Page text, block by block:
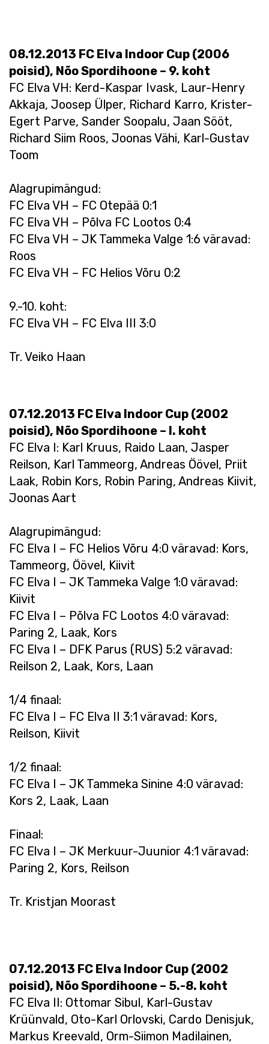
08.12.2013 FC Elva Indoor Cup (2006
poisid), Nõo Spordihoone – 9. koht
FC Elva VH: Kerd-Kaspar Ivask, Laur-Henry
Akkaja, Joosep Ülper, Richard Karro, Krister-
Egert Parve, Sander Soopalu, Jaan Sööt,
Richard Siim Roos, Joonas Vähi, Karl-Gustav
Toom
Alagrupimängud:
FC Elva VH – FC Otepää 0:1
FC Elva VH – Põlva FC Lootos 0:4
FC Elva VH – JK Tammeka Valge 1:6 väravad:
Roos
FC Elva VH – FC Helios Võru 0:2
9.-10. koht:
FC Elva VH – FC Elva III 3:0
Tr. Veiko Haan
07.12.2013 FC Elva Indoor Cup (2002
poisid), Nõo Spordihoone – I. koht
FC Elva I: Karl Kruus, Raido Laan, Jasper
Reilson, Karl Tammeorg, Andreas Öövel, Priit
Laak, Robin Kors, Robin Paring, Andreas Kiivit,
Joonas Aart
Alagrupimängud:
FC Elva I – FC Helios Võru 4:0 väravad: Kors,
Tammeorg, Öövel, Kiivit
FC Elva I – JK Tammeka Valge 1:0 väravad:
Kiivit
FC Elva I – Põlva FC Lootos 4:0 väravad:
Paring 2, Laak, Kors
FC Elva I – DFK Parus (RUS) 5:2 väravad:
Reilson 2, Laak, Kors, Laan
1/4 finaal:
FC Elva I – FC Elva II 3:1 väravad: Kors,
Reilson, Kiivit
1/2 finaal:
FC Elva I – JK Tammeka Sinine 4:0 väravad:
Kors 2, Laak, Laan
Finaal:
FC Elva I – JK Merkuur-Juunior 4:1 väravad:
Paring 2, Kors, Reilson
Tr. Kristjan Moorast
07.12.2013 FC Elva Indoor Cup (2002
poisid), Nõo Spordihoone – 5.-8. koht
FC Elva II: Ottomar Sibul, Karl-Gustav
Krüünvald, Oto-Karl Orlovski, Cardo Denisjuk,
Markus Kreevald, Orm-Siimon Madilainen,